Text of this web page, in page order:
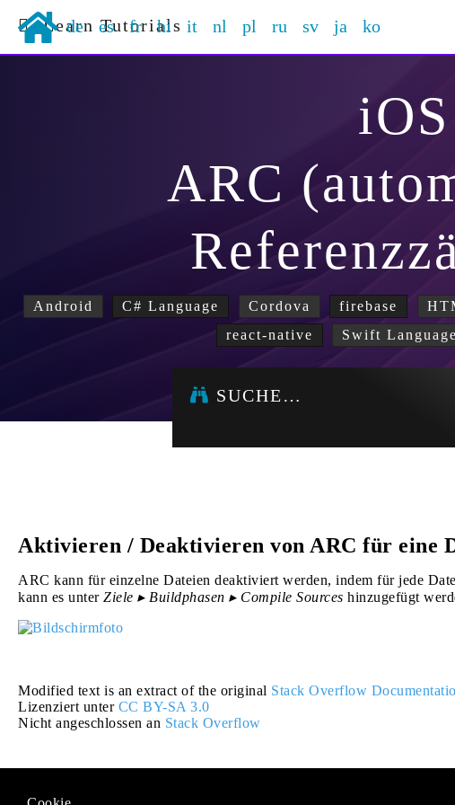
Learn Tutorials
de es fr hi it nl pl ru sv ja ko
iOS
ARC
Android C# Language Cordova firebase
react-native
Swift Language
SUCHE…
Aktivieren / Deaktivieren von ARC für eine
ARC kann für einzelne Dateien deaktiviert werden, indem für jede
kann es unter Ziele ▸ Buildphasen ▸ Compile Sources hinzugefügt
Modified text is an extract of the original Stack Overflow
Lizenziert unter CC BY-SA 3.0
Nicht angeschlossen an Stack Overflow